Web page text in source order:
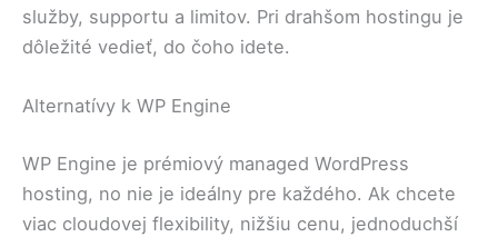
služby, supportu a limitov. Pri drahšom hostingu je
dôležité vedieť, do čoho idete.
Alternatívy k WP Engine
WP Engine je prémiový managed WordPress
hosting, no nie je ideálny pre každého. Ak chcete
viac cloudovej flexibility, nižšiu cenu, jednoduchší